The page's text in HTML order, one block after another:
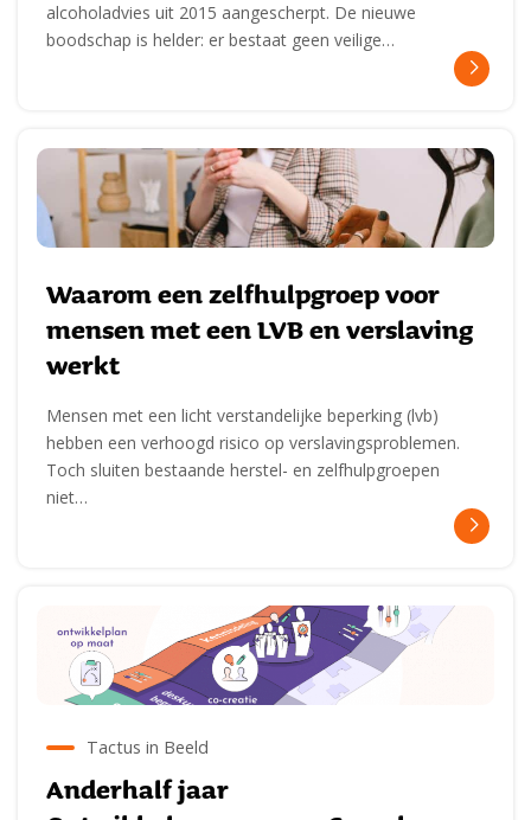
alcoholadvies uit 2015 aangescherpt. De nieuwe
boodschap is helder: er bestaat geen veilige…
Waarom een zelfhulpgroep voor
mensen met een LVB en verslaving
werkt
Mensen met een licht verstandelijke beperking (lvb)
hebben een verhoogd risico op verslavingsproblemen.
Toch sluiten bestaande herstel- en zelfhulpgroepen
niet…
Tactus in Beeld
Anderhalf jaar